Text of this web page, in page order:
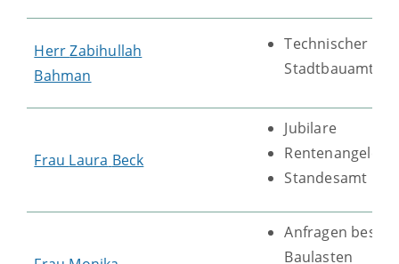
HerrZabihullah
Bahman
Technischer
Stadtbauamt
Frau Laura Beck
Jubilare
Standesamt
Anfragen
Baulasten